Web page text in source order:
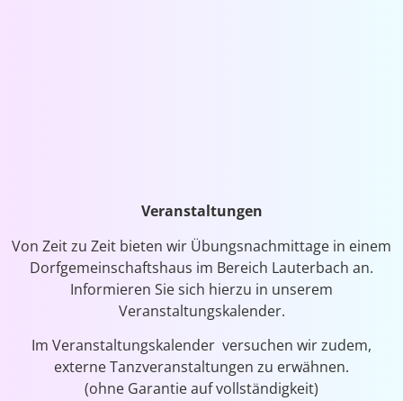
Veranstaltungen
Von Zeit zu Zeit bieten wir Übungsnachmittage in einem
Dorfgemeinschaftshaus im Bereich Lauterbach an.
Informieren Sie sich hierzu in unserem
Veranstaltungskalender.
Im Veranstaltungskalender versuchen wir zudem,
externe Tanzveranstaltungen zu erwähnen.
(ohne Garantie auf vollständigkeit)